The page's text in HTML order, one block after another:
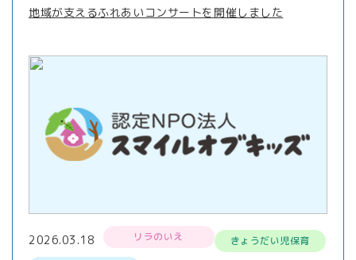
地域が支えるふれあいコンサートを開催しました
2026.03.18 リラのいえ
きょうだい児保育